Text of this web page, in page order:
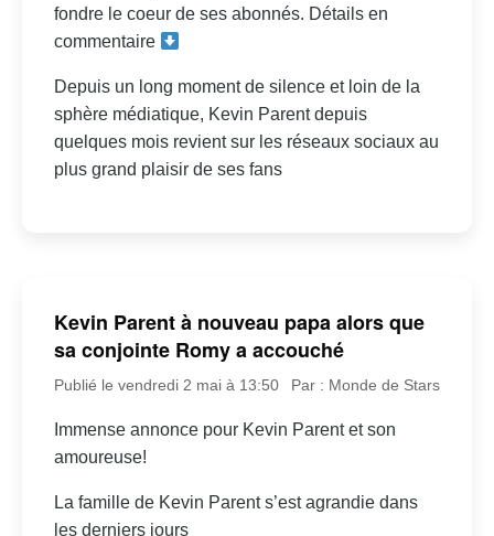
fondre le coeur de ses abonnés. Détails en
commentaire
Depuis un long moment de silence et loin de la
sphère médiatique, Kevin Parent depuis
quelques mois revient sur les réseaux sociaux au
plus grand plaisir de ses fans
Kevin Parent à nouveau papa alors que
sa conjointe Romy a accouché
Publié le vendredi 2 mai à 13:50 Par : Monde de Stars
Immense annonce pour Kevin Parent et son
amoureuse!
La famille de Kevin Parent s’est agrandie dans
les derniers jours